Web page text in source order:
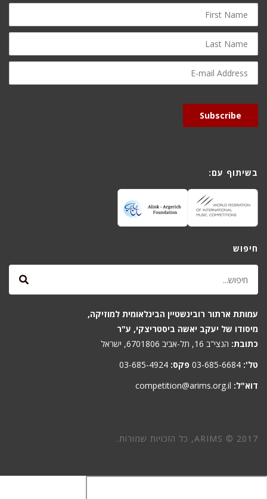
First
Name
Last
Name
E-
mail
Address
Subscribe
בשיתוף עם:
חיפוש
עמותת ארתור רובינשטיין הבינלאומית למוזיקה,
מיסודו של יעקב יאשה ביסטריצקי, ע"ר
כתובת: הנצי"ב 16, תל-אביב 6701806, ישראל
טל': 03-685-6684 פקס: 03-685-4924
דוא"ל: competition@arims.org.il
ARIMS © 2017, כל הזכויות שמורות.